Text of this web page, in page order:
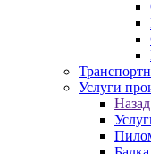
Услуги
Назад